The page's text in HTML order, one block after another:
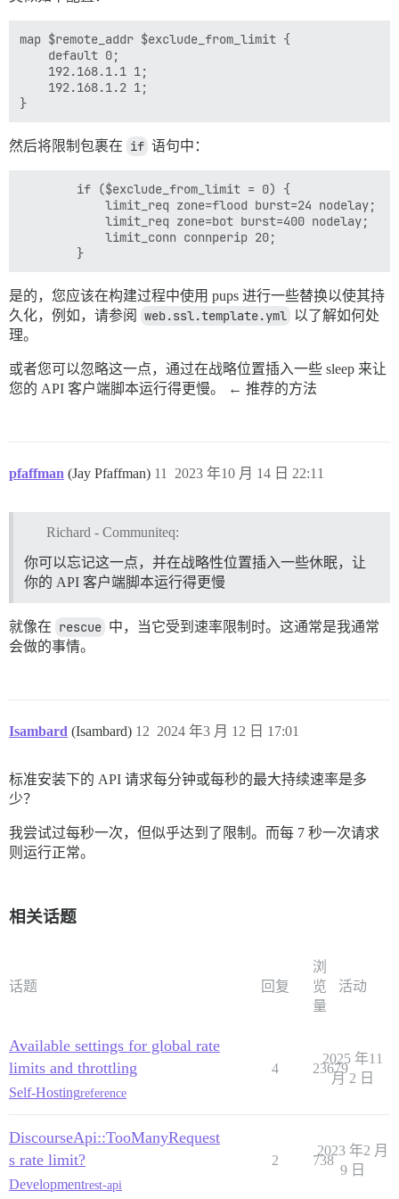
map $remote_addr $exclude_from_limit {
    default 0;
    192.168.1.1 1;
    192.168.1.2 1;
然后将限制包裹在 if 语句中：
        if ($exclude_from_limit = 0) {
            limit_req zone=flood burst=24 nodelay;
            limit_req zone=bot burst=400 nodelay;
            limit_conn connperip 20;
是的，您应该在构建过程中使用 pups 进行一些替换以使其持
久化，例如，请参阅
web.ssl.template.yml 以了解如何处
理。
或者您可以忽略这一点，通过在战略位置插入一些 sleep 来让
您的 API 客户端脚本运行得更慢。 ← 推荐的方法
pfaffman (Jay Pfaffman) 2023 年10 月 14 日 22:11
11
Richard - Communiteq:
你可以忘记这一点，并在战略性位置插入一些休眠，让
你的 API 客户端脚本运行得更慢
就像在 rescue 中，当它受到速率限制时。这通常是我通常
会做的事情。
Isambard (Isambard) 2024 年3 月 12 日 17:01
12
标准安装下的 API 请求每分钟或每秒的最大持续速率是多
少？
我尝试过每秒一次，但似乎达到了限制。而每 7 秒一次请求
则运行正常。
相关话题
话题 回复
浏
览
量
活动
Available settings for global rate
limits and throttling
Self-Hostingreference
4 23679
2025 年11
月 2 日
DiscourseApi::TooManyRequest
s rate limit?
Developmentrest-api
2 738
2023 年2 月
9 日